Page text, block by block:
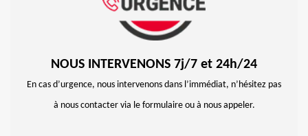
NOUS INTERVENONS 7j/7 et 24h/24
En cas d’urgence, nous intervenons dans l’immédiat, n’hésitez pas
à nous contacter via le formulaire ou à nous appeler.